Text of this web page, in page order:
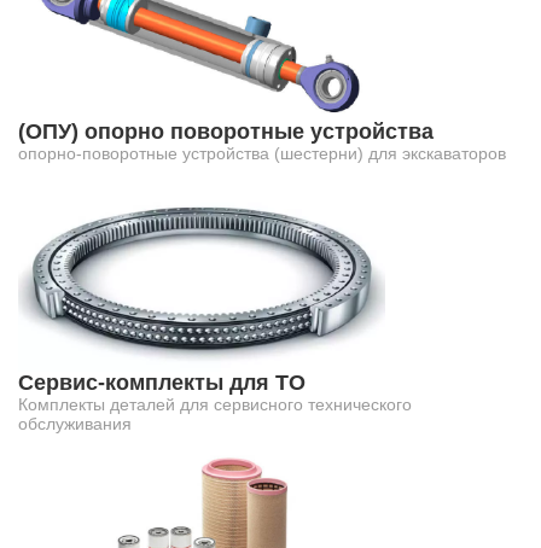
(ОПУ) опорно поворотные устройства
опорно-поворотные устройства (шестерни) для экскаваторов
Сервис-комплекты для ТО
Комплекты деталей для сервисного технического
обслуживания